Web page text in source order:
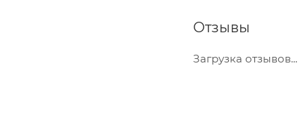
Отзывы
Загрузка отзывов...